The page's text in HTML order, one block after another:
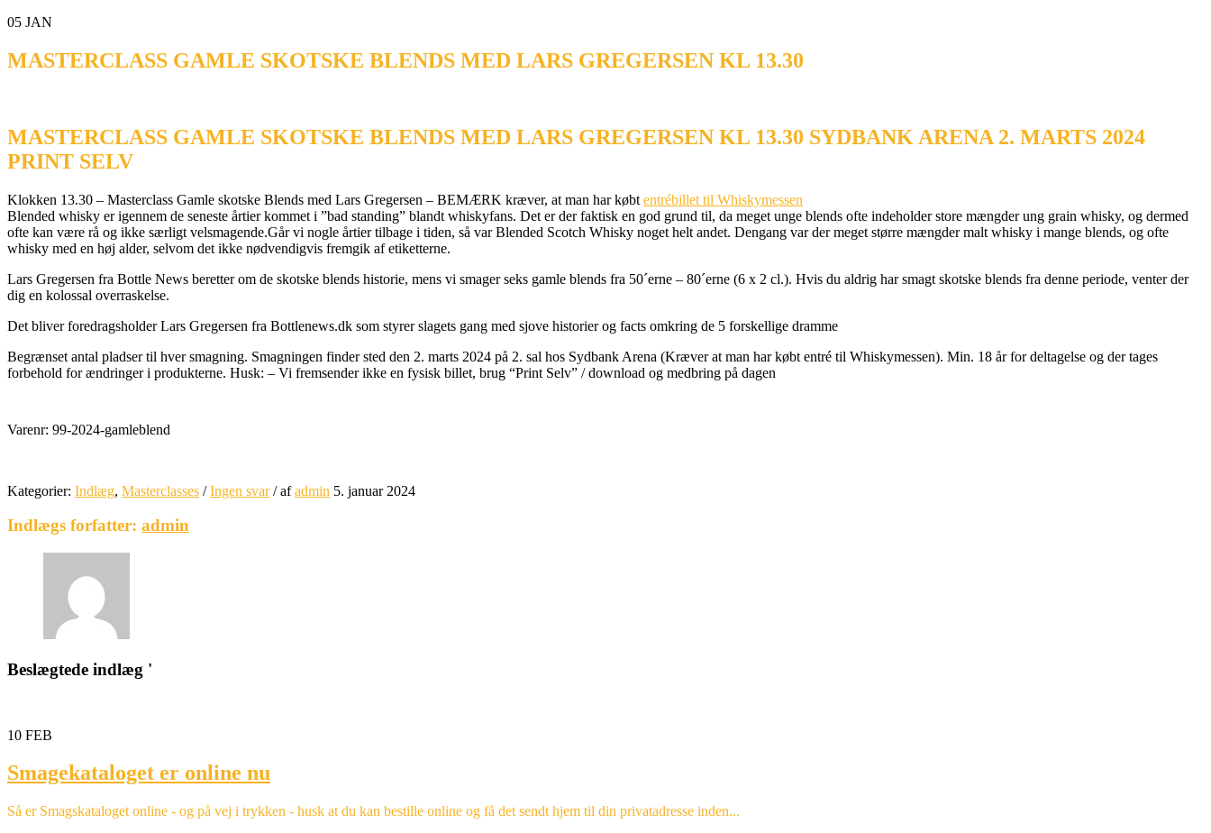
05 JAN
MASTERCLASS GAMLE SKOTSKE BLENDS MED LARS GREGERSEN KL 13.30
MASTERCLASS GAMLE SKOTSKE BLENDS MED LARS GREGERSEN KL 13.30 SYDBANK ARENA 2. MARTS 2024
PRINT SELV
Klokken 13.30 – Masterclass Gamle skotske Blends med Lars Gregersen – BEMÆRK kræver, at man har købt entrébillet til Whiskymessen
Blended whisky er igennem de seneste årtier kommet i ”bad standing” blandt whiskyfans. Det er der faktisk en god grund til, da meget unge blends ofte indeholder store mængder ung grain whisky, og dermed
ofte kan være rå og ikke særligt velsmagende.Går vi nogle årtier tilbage i tiden, så var Blended Scotch Whisky noget helt andet. Dengang var der meget større mængder malt whisky i mange blends, og ofte
whisky med en høj alder, selvom det ikke nødvendigvis fremgik af etiketterne.
Lars Gregersen fra Bottle News beretter om de skotske blends historie, mens vi smager seks gamle blends fra 50´erne – 80´erne (6 x 2 cl.). Hvis du aldrig har smagt skotske blends fra denne periode, venter der
dig en kolossal overraskelse.
Det bliver foredragsholder Lars Gregersen fra Bottlenews.dk som styrer slagets gang med sjove historier og facts omkring de 5 forskellige dramme
Begrænset antal pladser til hver smagning. Smagningen finder sted den 2. marts 2024 på 2. sal hos Sydbank Arena (Kræver at man har købt entré til Whiskymessen). Min. 18 år for deltagelse og der tages
forbehold for ændringer i produkterne. Husk: – Vi fremsender ikke en fysisk billet, brug “Print Selv” / download og medbring på dagen
Varenr: 99-2024-gamleblend
Kategorier: Indlæg, Masterclasses / Ingen svar /afadmin 5. januar 2024
Indlægs forfatter: admin
Beslægtede indlæg '
10 FEB
Smagekataloget er online nu
Så er Smagskataloget online - og på vej i trykken - husk at du kan bestille online og få det sendt hjem til din privatadresse inden...